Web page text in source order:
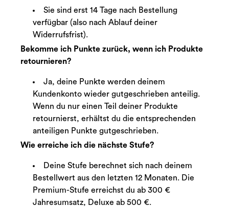
Sie sind erst 14 Tage nach Bestellung
verfügbar (also nach Ablauf deiner
Widerrufsfrist).
Bekomme ich Punkte zurück, wenn ich Produkte
retournieren?
Ja, deine Punkte werden deinem
Kundenkonto wieder gutgeschrieben anteilig.
Wenn du nur einen Teil deiner Produkte
retournierst, erhältst du die entsprechenden
anteiligen Punkte gutgeschrieben.
Wie erreiche ich die nächste Stufe?
Deine Stufe berechnet sich nach deinem
Bestellwert aus den letzten 12 Monaten. Die
Premium-Stufe erreichst du ab 300 €
Jahresumsatz, Deluxe ab 500 €.